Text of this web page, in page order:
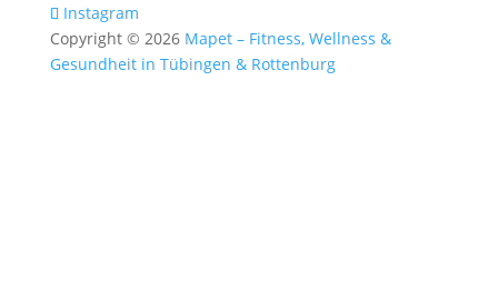
Instagram
Copyright © 2026 Mapet – Fitness, Wellness &
Gesundheit in Tübingen & Rottenburg